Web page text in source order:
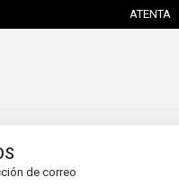
ATENTA
de correo